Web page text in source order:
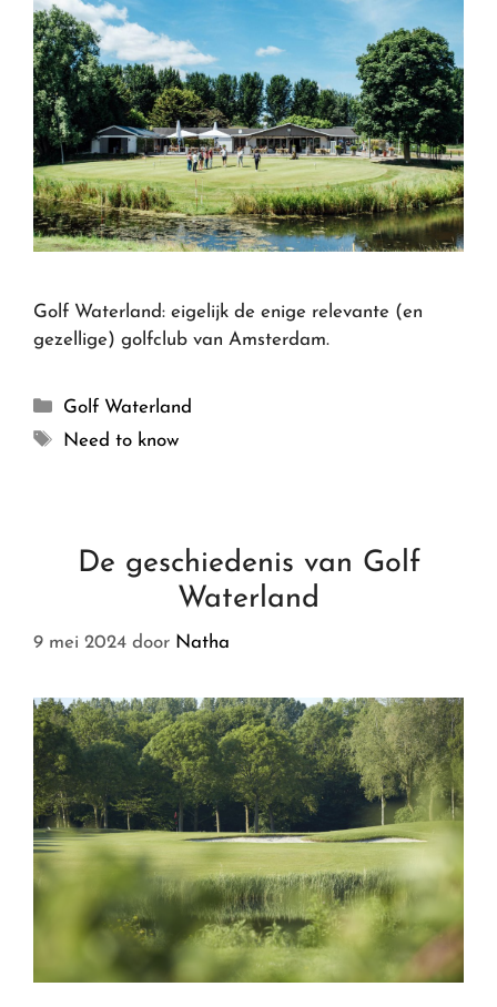
Golf Waterland: eigelijk de enige relevante (en
gezellige) golfclub van Amsterdam.
Golf Waterland
Need to know
De geschiedenis van Golf
Waterland
9 mei 2024 door Natha